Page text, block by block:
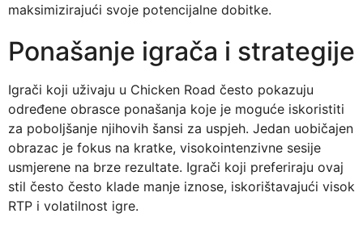
maksimizirajući svoje potencijalne dobitke.
Ponašanje igrača i strategije
Igrači koji uživaju u Chicken Road često pokazuju
određene obrasce ponašanja koje je moguće iskoristiti
za poboljšanje njihovih šansi za uspjeh. Jedan uobičajen
obrazac je fokus na kratke, visokointenzivne sesije
usmjerene na brze rezultate. Igrači koji preferiraju ovaj
stil često često klade manje iznose, iskorištavajući visok
RTP i volatilnost igre.